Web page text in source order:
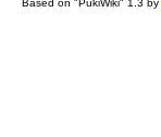
Based on "PukiWiki" 1.3 by